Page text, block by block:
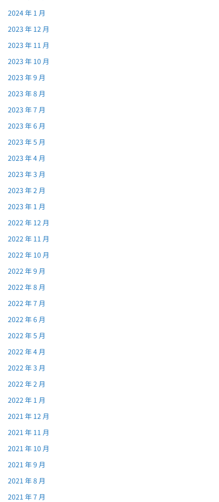
2024 年 1 月
2023 年 12 月
2023 年 11 月
2023 年 10 月
2023 年 9 月
2023 年 8 月
2023 年 7 月
2023 年 6 月
2023 年 5 月
2023 年 4 月
2023 年 3 月
2023 年 2 月
2023 年 1 月
2022 年 12 月
2022 年 11 月
2022 年 10 月
2022 年 9 月
2022 年 8 月
2022 年 7 月
2022 年 6 月
2022 年 5 月
2022 年 4 月
2022 年 3 月
2022 年 2 月
2022 年 1 月
2021 年 12 月
2021 年 11 月
2021 年 10 月
2021 年 9 月
2021 年 8 月
2021 年 7 月